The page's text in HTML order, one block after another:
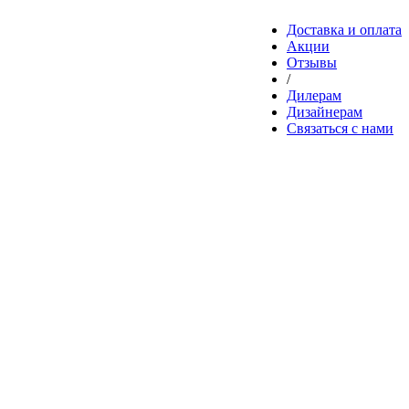
Доставка и оплата
Акции
Отзывы
/
Дилерам
Дизайнерам
Связаться с нами